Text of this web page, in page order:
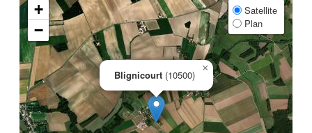
Blignicourt (10500)
×
+
−
Satellite
Plan